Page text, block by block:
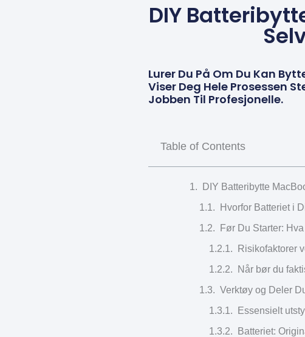
DIY
Lurer Du På Om Du Kan
Viser Deg Hele Prosessen
Jobben Til Profesjonelle.
Table of Contents
DIY Batteribytte
Hvorfor Batteriet i
Før Du Starter:
Risikofaktorer
Når bør du
Verktøy og Deler
Essensielt
Batteriet: